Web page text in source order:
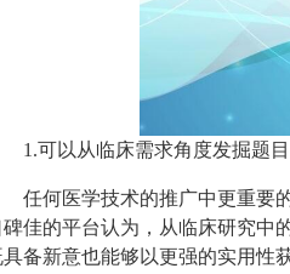
1.可以从临床需求角度发掘题目
任何医学技术的推广中更重要
碑佳的平台认为，从临床研究中
具备新意也能够以更强的实用性